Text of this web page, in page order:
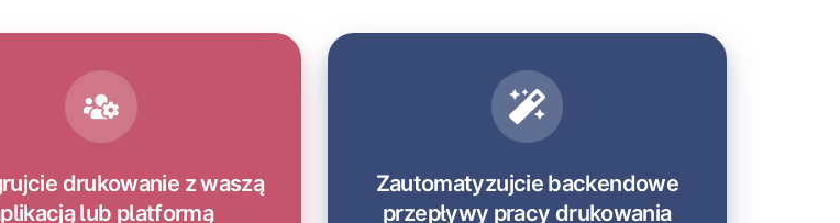
drukowanie z waszą
lub platformą
drukowanie
z
waszą
aplikacją
lub
Zautomatyzujcie backendowe
przepływy pracy drukowania
backendowe
przepływy
pracy
drukowania